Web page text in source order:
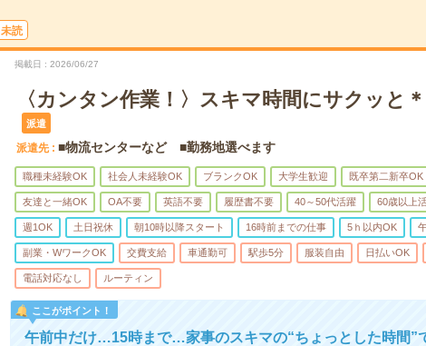
未読
掲載日 2026/06/27
〈カンタン作業！〉スキマ時間にサクッと
派遣
派遣先 ■物流センターなど ■勤務地選べます
職種未経験OK 社会人未経験OK ブランクOK 大学生歓迎 既卒第二新卒OK
友達と一緒OK OA不要 英語不要 履歴書不要 40～50代活躍 60歳以上
週1OK 土日祝休 朝10時以降スタート 16時前までの仕事 5ｈ以内OK
副業・WワークOK 交費支給 車通勤可 駅歩5分 服装自由 日払いOK
電話対応なし ルーティン
ここがポイント！
午前中だけ…15時まで…家事のスキマの“ちょっとした時間”